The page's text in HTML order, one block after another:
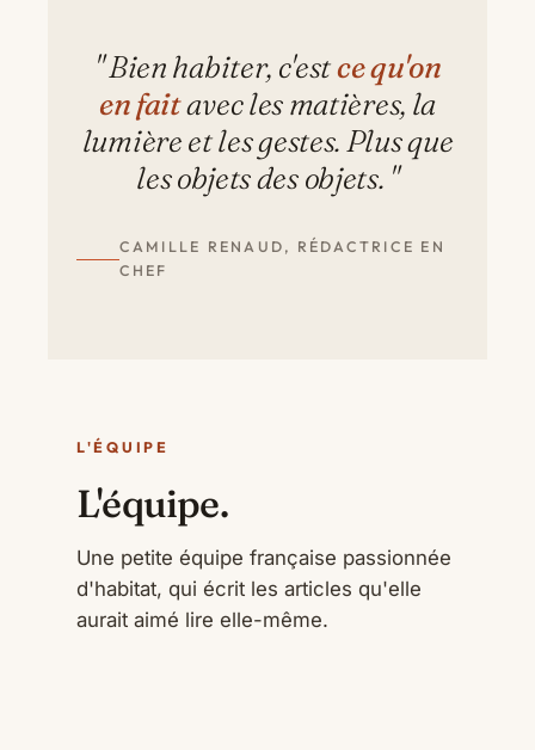
" Bien habiter, c'estce qu'on
en faitavec les matières, la
lumière et les gestes. Plus que
les objets des objets. "
CAMILLE RENAUD, RÉDACTRICE EN
CHEF
L'ÉQUIPE
L'équipe.
Une petite équipe française passionnée
d'habitat, qui écrit les articles qu'elle
aurait aimé lire elle-même.